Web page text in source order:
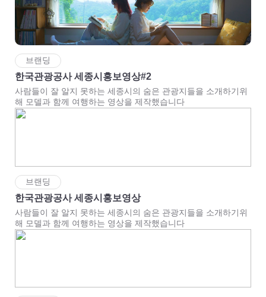
브랜딩
한국관광공사 세종시홍보영상#2
사람들이 잘 알지 못하는 세종시의 숨은 관광지들을 소개하기위
해 모델과 함께 여행하는 영상을 제작했습니다
브랜딩
한국관광공사 세종시홍보영상
사람들이 잘 알지 못하는 세종시의 숨은 관광지들을 소개하기위
해 모델과 함께 여행하는 영상을 제작했습니다